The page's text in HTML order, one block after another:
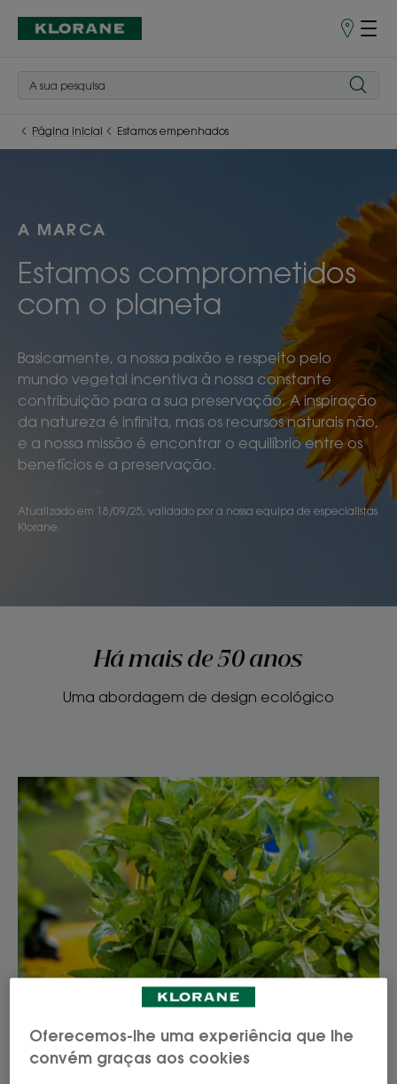
Pontos
Página inicial Estamos empenhados
A MARCA
Estamos comprometidos
com o planeta
Basicamente, a nossa paixão e respeito pelo
mundo vegetal incentiva à nossa constante
contribuição para a sua preservação. A inspiração
da natureza é infinita, mas os recursos naturais não,
e a nossa missão é encontrar o equilíbrio entre os
benefícios e a preservação.
Atualizado em 18/09/25, validado por a nossa equipa de especialistas
Klorane.
Há mais de 50 anos
Uma abordagem de design ecológico
Oferecemos-lhe uma experiência que lhe
convém graças aos cookies